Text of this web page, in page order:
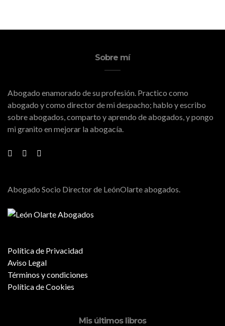
Sobre mí
Abogado enamorado de su profesión. Practico como
abogado y como director de mi despacho; hablo y escribo
sobre abogados, comparto y aprendo de abogados, y pongo
mi granito en mejorar la abogacía.
Abogado Socio Director de LeónOlarte abogados.
Política de Privacidad
Aviso Legal
Términos y condiciones
Política de Cookies
Mis últimos libros